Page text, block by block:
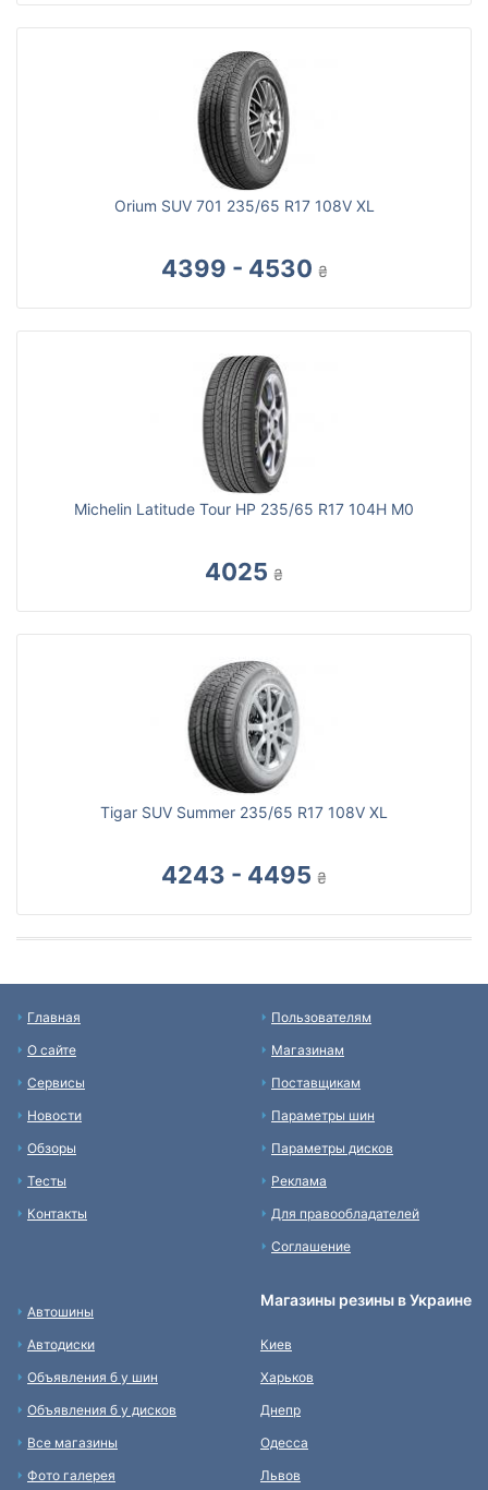
Orium SUV 701 235/65 R17 108V XL
4399 - 4530 ₴
Michelin Latitude Tour HP 235/65 R17 104H M0
4025 ₴
Tigar SUV Summer 235/65 R17 108V XL
4243 - 4495 ₴
Главная
О сайте
Сервисы
Новости
Обзоры
Тесты
Контакты
Пользователям
Магазинам
Поставщикам
Параметры шин
Параметры дисков
Реклама
Для правообладателей
Соглашение
Автошины
Автодиски
Объявления б у шин
Объявления б у дисков
Все магазины
Фото галерея
Магазины резины в Украине
Киев
Харьков
Днепр
Одесса
Львов